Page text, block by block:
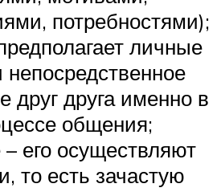
потребностями);
личные
непосредственное
друг друга именно в
общения;
его осуществляют
то есть зачастую